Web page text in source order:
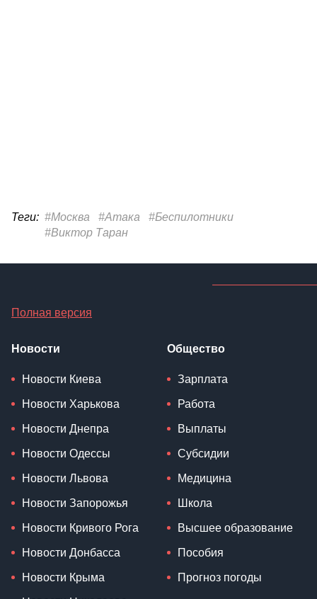
Теги: #Москва #Атака
#Беспилотники
#Виктор Таран
Полная версия
Новости
Новости Киева
Новости Харькова
Новости Днепра
Новости Одессы
Новости Львова
Новости Запорожья
Новости Кривого Рога
Новости Донбасса
Новости Крыма
Общество
Зарплата
Работа
Выплаты
Субсидии
Медицина
Школа
Высшее образование
Пособия
Прогноз погоды